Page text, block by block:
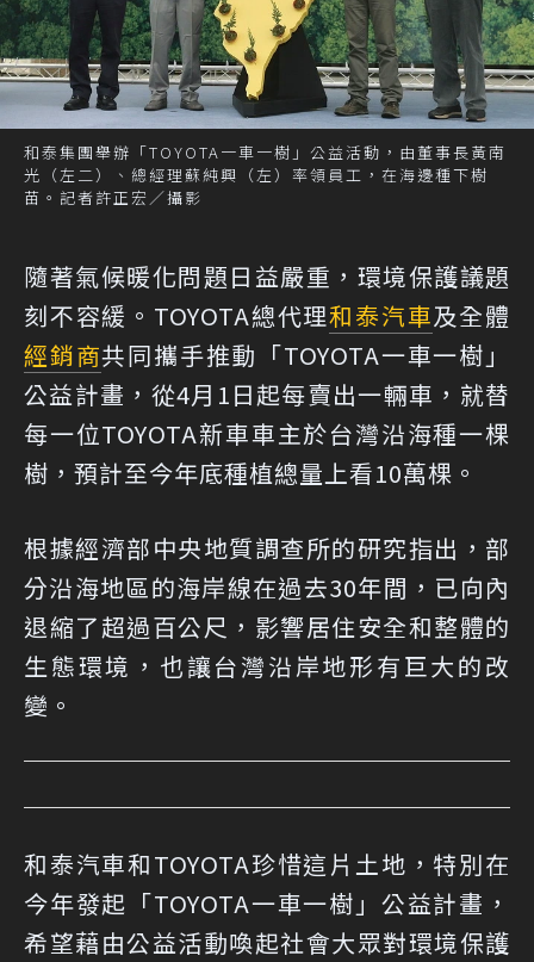
和泰集團舉辦「TOYOTA一車一樹」公益活動，由董事長黃南
光（左二）、總經理蘇純興（左）率領員工，在海邊種下樹
苗。記者許正宏／攝影
隨著氣候暖化問題日益嚴重，環境保護議題
刻不容緩。TOYOTA總代理和泰汽車及全體
經銷商共同攜手推動「TOYOTA一車一樹」
公益計畫，從4月1日起每賣出一輛車，就替
每一位TOYOTA新車車主於台灣沿海種一棵
樹，預計至今年底種植總量上看10萬棵。
根據經濟部中央地質調查所的研究指出，部
分沿海地區的海岸線在過去30年間，已向內
退縮了超過百公尺，影響居住安全和整體的
生態環境，也讓台灣沿岸地形有巨大的改
變。
和泰汽車和TOYOTA珍惜這片土地，特別在
今年發起「TOYOTA一車一樹」公益計畫，
希望藉由公益活動喚起社會大眾對環境保護